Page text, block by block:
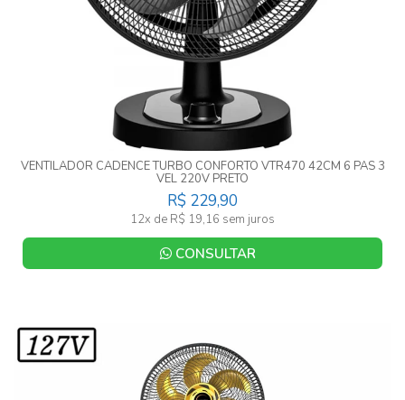
VENTILADOR CADENCE TURBO CONFORTO VTR470 42CM 6 PAS 3
VEL 220V PRETO
R$ 229,90
12x de R$ 19,16 sem juros
CONSULTAR